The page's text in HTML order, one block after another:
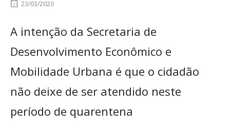
23/03/2020
A intenção da Secretaria de
Desenvolvimento Econômico e
Mobilidade Urbana é que o cidadão
não deixe de ser atendido neste
período de quarentena